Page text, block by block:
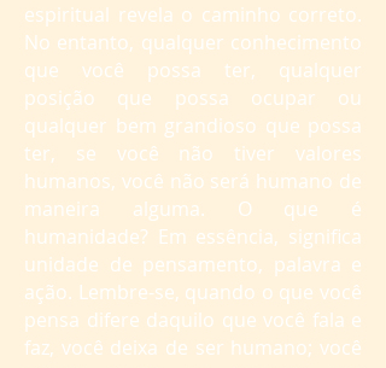
espiritual revela o caminho correto.
No entanto, qualquer conhecimento
que você possa ter, qualquer
posição que possa ocupar ou
qualquer bem grandioso que possa
ter, se você não tiver valores
humanos, você não será humano de
maneira alguma. O que é
humanidade? Em essência, significa
unidade de pensamento, palavra e
ação. Lembre-se, quando o que você
pensa difere daquilo que você fala e
faz, você deixa de ser humano; você